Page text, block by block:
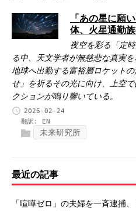
「あの星に願
体、火星通勤
夜空を彩る「定
る中、天文学者が無慈悲な真実
地球へ出勤する富裕層ロケット
せ」を祈るその光に向け、上空
クションが鳴り響いている。
2026-02-24
翻訳: EN
未来研究所
最近の記事
「喧嘩ゼロ」の夫婦を一斉逮捕